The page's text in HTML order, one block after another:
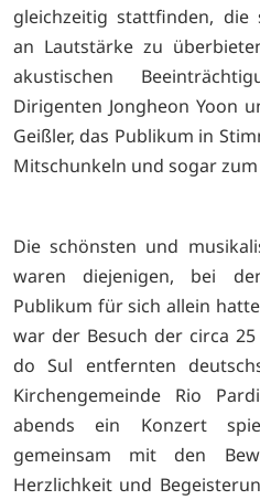
gleichzeitig stattfinden, die
an Lautstärke zu
akustischen
Dirigenten Jongheon Yoon
Geißler, das Publikum in
Mitschunkeln und sogar
Die schönsten und
waren diejenigen, bei
Publikum für sich allein
war der Besuch der circa
do Sul entfernten
Kirchengemeinde Rio
abends ein Konzert
gemeinsam mit den
Herzlichkeit und